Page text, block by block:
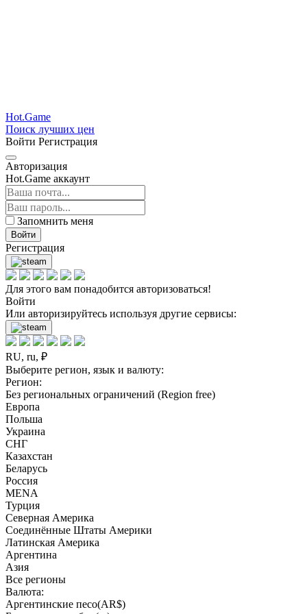
Hot.Game
Поиск лучших цен
Войти Регистрация
Авторизация
Hot.Game аккаунт
Запомнить меня
Войти
Регистрация
Для этого вам понадобится авторизоваться!
Войти
Или авторизируйтесь используя другие сервисы:
RU, ru, ₽
Выберите регион, язык и валюту:
Регион:
Без региональных ограничений (Region free)
Европа
Польша
Украина
СНГ
Казахстан
Беларусь
Россия
MENA
Турция
Северная Америка
Соединённые Штаты Америки
Латинская Америка
Аргентина
Азия
Все регионы
Валюта:
Аргентинские песо(AR$)